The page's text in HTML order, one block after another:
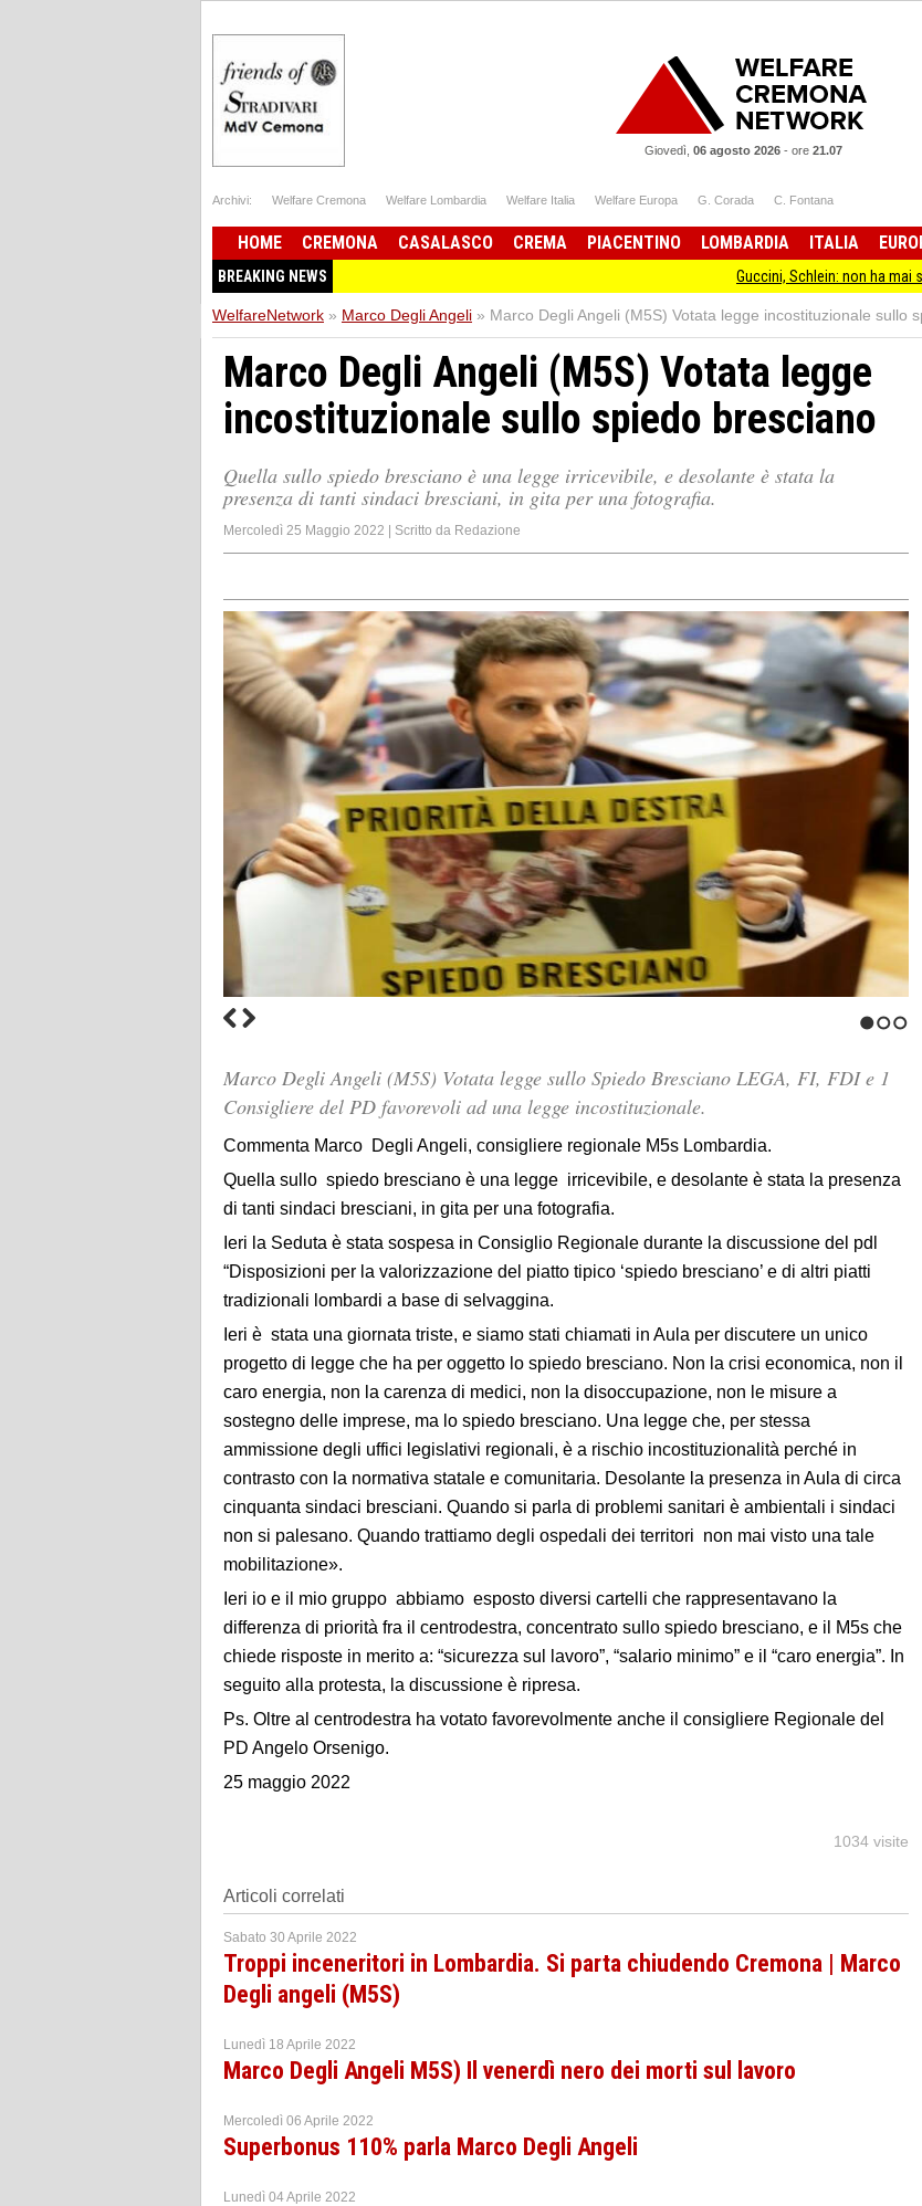
Giovedì, 06 agosto 2026- ore 21.07
Archivi: Welfare Cremona Welfare Lombardia Welfare Italia Welfare Europa G. Corada C. Fontana
HOME CREMONA CASALASCO CREMA PIACENTINO LOMBARDIA ITALIA
BREAKING NEWS Guccini, Schlein: non ha mai smesso
WelfareNetwork » Marco Degli Angeli » Marco Degli Angeli (M5S) Votata legge incostituzionale sullo
Marco Degli Angeli (M5S) Votata legge
incostituzionale sullo spiedo bresciano
Quella sullo spiedo bresciano è una legge irricevibile, e desolante è stata la
presenza di tanti sindaci bresciani, in gita per una fotografia.
Mercoledì 25 Maggio 2022 | Scritto da Redazione
Marco Degli Angeli (M5S) Votata legge sullo Spiedo Bresciano LEGA, FI, FDI e 1
Consigliere del PD favorevoli ad una legge incostituzionale.
Commenta Marco Degli Angeli, consigliere regionale M5s Lombardia.
Quella sullo spiedo bresciano è una legge irricevibile, e desolante è stata la presenza
di tanti sindaci bresciani, in gita per una fotografia.
Ieri la Seduta è stata sospesa in Consiglio Regionale durante la discussione del pdl
“Disposizioni per la valorizzazione del piatto tipico ‘spiedo bresciano’ e di altri piatti
tradizionali lombardi a base di selvaggina.
Ieri è stata una giornata triste, e siamo stati chiamati in Aula per discutere un unico
progetto di legge che ha per oggetto lo spiedo bresciano. Non la crisi economica, non il
caro energia, non la carenza di medici, non la disoccupazione, non le misure a
sostegno delle imprese, ma lo spiedo bresciano. Una legge che, per stessa
ammissione degli uffici legislativi regionali, è a rischio incostituzionalità perché in
contrasto con la normativa statale e comunitaria. Desolante la presenza in Aula di circa
cinquanta sindaci bresciani. Quando si parla di problemi sanitari è ambientali i sindaci
non si palesano. Quando trattiamo degli ospedali dei territori non mai visto una tale
mobilitazione».
Ieri io e il mio gruppo abbiamo esposto diversi cartelli che rappresentavano la
differenza di priorità fra il centrodestra, concentrato sullo spiedo bresciano, e il M5s che
chiede risposte in merito a: “sicurezza sul lavoro”, “salario minimo” e il “caro energia”. In
seguito alla protesta, la discussione è ripresa.
Ps. Oltre al centrodestra ha votato favorevolmente anche il consigliere Regionale del
PD Angelo Orsenigo.
25 maggio 2022
1034 visite
Articoli correlati
Sabato 30 Aprile 2022
Troppi inceneritori in Lombardia. Si parta chiudendo Cremona | Marco
Degli angeli (M5S)
Lunedì 18 Aprile 2022
Marco Degli Angeli M5S) Il venerdì nero dei morti sul lavoro
Mercoledì 06 Aprile 2022
Superbonus 110% parla Marco Degli Angeli
Lunedì 04 Aprile 2022